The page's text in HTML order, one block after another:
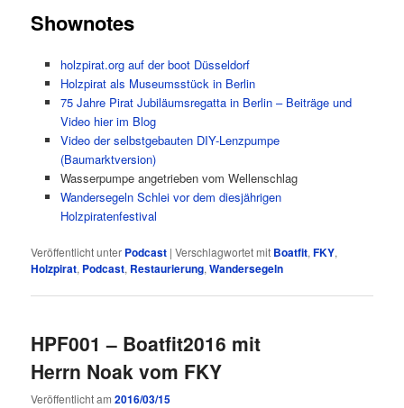
Shownotes
holzpirat.org auf der boot Düsseldorf
Holzpirat als Museumsstück in Berlin
75 Jahre Pirat Jubiläumsregatta in Berlin – Beiträge und
Video hier im Blog
Video der selbstgebauten DIY-Lenzpumpe
(Baumarktversion)
Wasserpumpe angetrieben vom Wellenschlag
Wandersegeln Schlei vor dem diesjährigen
Holzpiratenfestival
Veröffentlicht unter Podcast |Verschlagwortet mit Boatfit,FKY,
Holzpirat, Podcast, Restaurierung,Wandersegeln
HPF001 – Boatfit2016 mit
Herrn Noak vom FKY
Veröffentlicht am2016/03/15